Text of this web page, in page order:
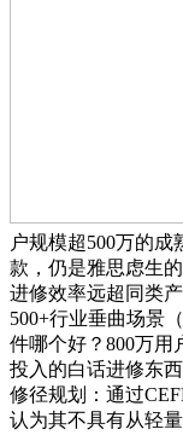
户规模超500万的
款，仍是雅思虑生
进修效率远超同类
500+行业垂曲场景
件哪个好？800万用
投入的白话进修东
修径规划：通过
认为其不具有从轻